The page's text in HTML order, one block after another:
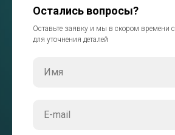
Остались вопросы?
Оставьте заявку и мы в скором времени
для уточнения деталей